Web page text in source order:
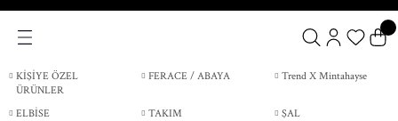
KİŞİYE ÖZEL
ÜRÜNLER
FERACE / ABAYA Trend X Mintahayse
ELBİSE TAKIM ŞAL